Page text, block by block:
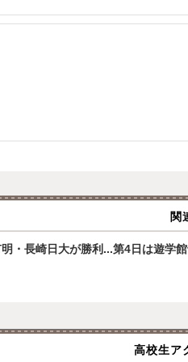
関
・長崎日大が勝利...第4日は遊学
高校生ア